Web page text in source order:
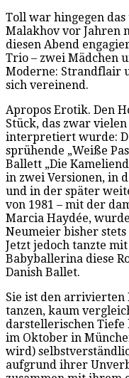
Toll war hingegen
Malakhov vor Jahren
diesen Abend
Trio – zwei Mädchen
Moderne: Strandflair
sich vereinend.
Apropos Erotik. Den
Stück, das zwar
interpretiert wurde:
sprühende „Weiße
Ballett „Die
in zwei Versionen, in
und in der später
von 1981 – mit der
Marcia Haydée,
Neumeier bisher
Jetzt jedoch tanzte
Babyballerina diese
Danish Ballet.
Sie ist den
tanzen, kaum
darstellerischen
im Oktober in
wird)
aufgrund ihrer